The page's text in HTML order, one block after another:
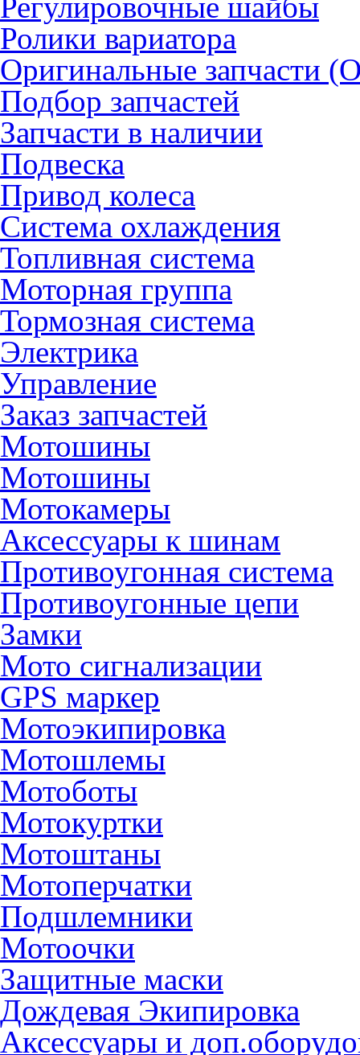
Ролики вариатора
Оригинальные запчасти
Подбор запчастей
Запчасти в наличии
Подвеска
Привод колеса
Система охлаждения
Топливная система
Моторная группа
Тормозная система
Электрика
Управление
Заказ запчастей
Мотошины
Мотошины
Мотокамеры
Аксессуары к шинам
Противоугонная система
Противоугонные цепи
Замки
Мото сигнализации
GPS маркер
Мотоэкипировка
Мотошлемы
Мотоботы
Мотокуртки
Мотоштаны
Мотоперчатки
Подшлемники
Мотоочки
Защитные маски
Дождевая Экипировка
Аксессуары и